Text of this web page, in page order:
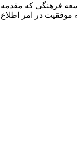
فرهنگی که
موفقیت در امر